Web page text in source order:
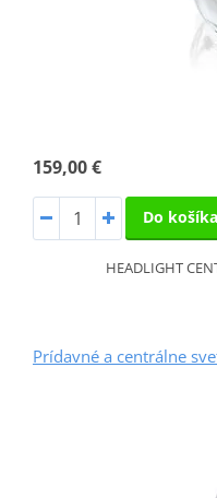
159,00 €
Do košíka
HEADLIGHT
Prídavné a centrálne